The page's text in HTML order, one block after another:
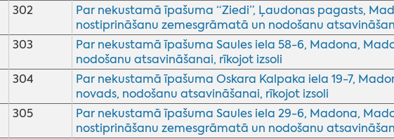
302
Par nekustamā īpašuma “Ziedi”, Ļaudonas pagasts,
nostiprināšanu zemesgrāmatā un nodošanu
303
Par nekustamā īpašuma Saules iela 58-6, Madona,
nodošanu atsavināšanai, rīkojot izsoli
304
Par nekustamā īpašuma Oskara Kalpaka iela 19-7,
novads, nodošanu atsavināšanai, rīkojot izsoli
305
Par nekustamā īpašuma Saules iela 29-6, Madona,
nostiprināšanu zemesgrāmatā un nodošanu